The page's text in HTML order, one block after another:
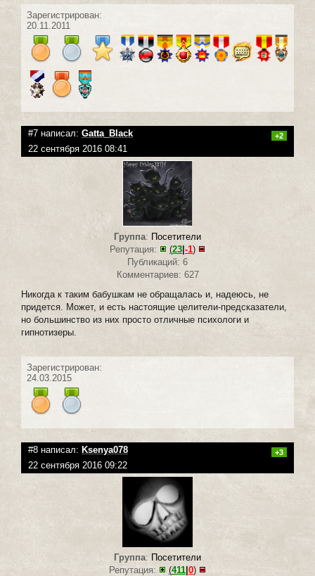
Зарегистрирован:
20.11.2011
#7 написал: Gatta_Black +2
22 сентября 2016 08:41
Группа: Посетители
Репутация:
(23|-1)
Публикаций: 6
Комментариев: 627
Никогда к таким бабушкам не обращалась и, надеюсь, не
придется. Может, и есть настоящие целители-предсказатели,
но большинство из них просто отличные психологи и
гипнотизеры.
Зарегистрирован:
24.03.2015
#8 написал: Ksenya078 +3
22 сентября 2016 09:22
Группа: Посетители
Репутация:
(411|0)